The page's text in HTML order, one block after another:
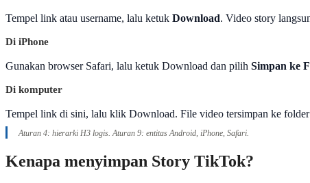
Tempel link atau username, lalu ketuk Download. Video story
Di iPhone
Gunakan browser Safari, lalu ketuk Download dan pilih Simpan ke
Di komputer
Tempel link di sini, lalu klik Download. File video tersimpan ke folder
Aturan 4: hierarki H3 logis. Aturan 9: entitas Android, iPhone, Safari.
Kenapa menyimpan Story TikTok?